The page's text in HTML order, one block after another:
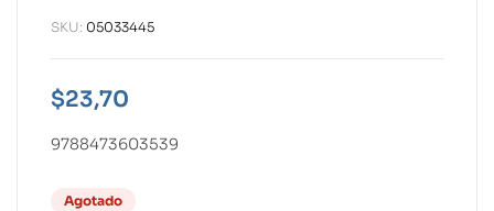
SKU: 05033445
$23,70
9788473603539
Agotado